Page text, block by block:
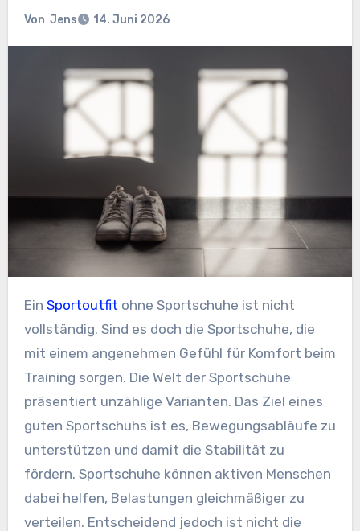
Von Jens 14. Juni 2026
Ein Sportoutfit ohne Sportschuhe ist nicht
vollständig. Sind es doch die Sportschuhe, die
mit einem angenehmen Gefühl für Komfort beim
Training sorgen. Die Welt der Sportschuhe
präsentiert unzählige Varianten. Das Ziel eines
guten Sportschuhs ist es, Bewegungsabläufe zu
unterstützen und damit die Stabilität zu
fördern. Sportschuhe können aktiven Menschen
dabei helfen, Belastungen gleichmäßiger zu
verteilen. Entscheidend jedoch ist nicht die